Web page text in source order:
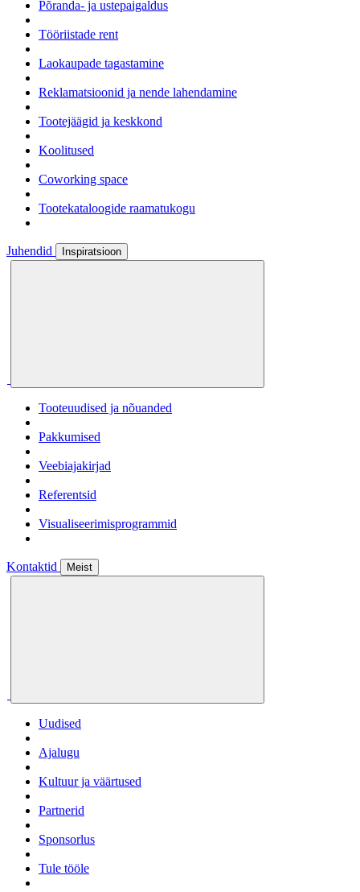
Põranda- ja ustepaigaldus
Tööriistade rent
Laokaupade tagastamine
Reklamatsioonid ja nende lahendamine
Tootejäägid ja keskkond
Koolitused
Coworking space
Tootekataloogide raamatukogu
Juhendid Inspiratsioon
Tooteuudised ja nõuanded
Pakkumised
Veebiajakirjad
Referentsid
Visualiseerimisprogrammid
Kontaktid Meist
Uudised
Ajalugu
Kultuur ja väärtused
Partnerid
Sponsorlus
Tule tööle